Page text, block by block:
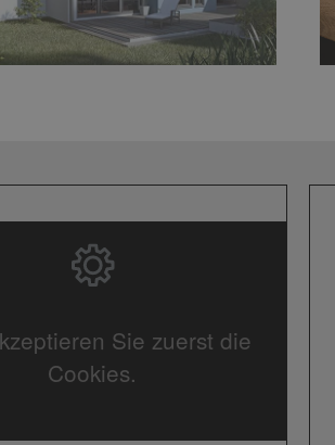
Sie zuerst die
Cookies.